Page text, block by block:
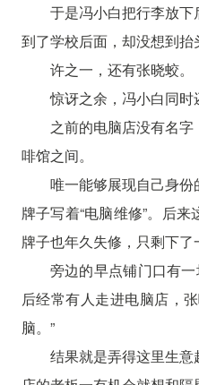
于是冯小白把行李放
到了学校后面，却没想到
许之一，还有张晓蛟。
惊讶之余，冯小白同时
之前的电脑店没有名
啡馆之间。
唯一能够展现自己身
牌子写着“电脑维修”。后
牌子也年久失修，只剩下了
旁边的早点铺门口有
后经常有人走进电脑店，
脑。”
结果就是弄得这里生